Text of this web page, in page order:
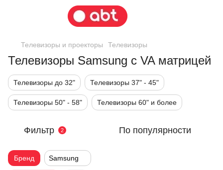
Телевизоры и проекторы Телевизоры
Телевизоры Samsung с VA матрицей
Телевизоры до 32" Телевизоры 37" - 45"
Телевизоры 50" - 58" Телевизоры 60" и более
Фильтр 2 По популярности
Бренд Samsung